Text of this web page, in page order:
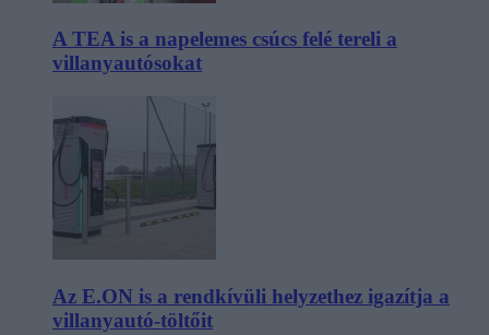
A TEA is a napelemes csúcs felé tereli a
villanyautósokat
Az E.ON is a rendkívüli helyzethez igazítja a
villanyautó-töltőit